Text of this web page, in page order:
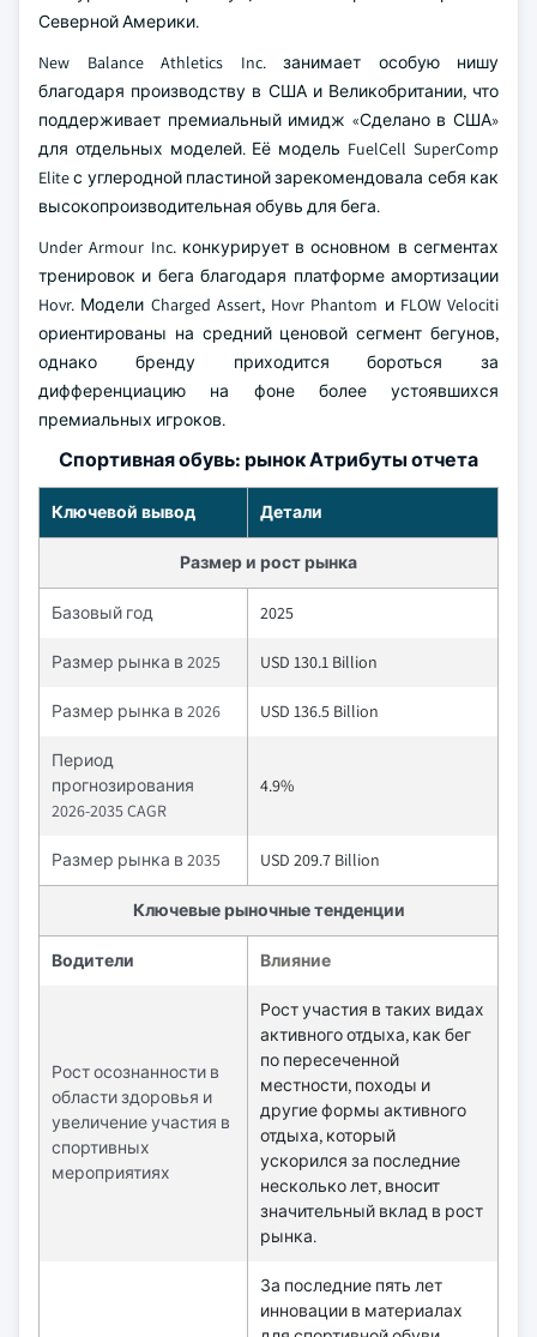
Северной Америки.
New Balance Athletics Inc. занимает особую нишу
благодаря производству в США и Великобритании, что
поддерживает премиальный имидж «Сделано в США»
для отдельных моделей. Её модель FuelCell SuperComp
Elite с углеродной пластиной зарекомендовала себя как
высокопроизводительная обувь для бега.
Under Armour Inc. конкурирует в основном в сегментах
тренировок и бега благодаря платформе амортизации
Hovr. Модели Charged Assert, Hovr Phantom и FLOW Velociti
ориентированы на средний ценовой сегмент бегунов,
однако бренду приходится бороться за
дифференциацию на фоне более устоявшихся
премиальных игроков.
Спортивная обувь: рынок Атрибуты отчета
Ключевой вывод Детали
Размер и рост рынка
Базовый год 2025
Размер рынка в 2025 USD 130.1 Billion
Размер рынка в 2026 USD 136.5 Billion
Период
прогнозирования
2026-2035 CAGR
4.9%
Размер рынка в 2035 USD 209.7 Billion
Ключевые рыночные тенденции
Водители Влияние
Рост осознанности в
области здоровья и
увеличение участия в
спортивных
мероприятиях
Рост участия в таких видах
активного отдыха, как бег
по пересеченной
местности, походы и
другие формы активного
отдыха, который
ускорился за последние
несколько лет, вносит
значительный вклад в рост
рынка.
За последние пять лет
инновации в материалах